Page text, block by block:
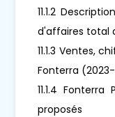
11.1.2
d'affaires total
11.1.3 Ventes,
Fonterra
11.1.4
proposés